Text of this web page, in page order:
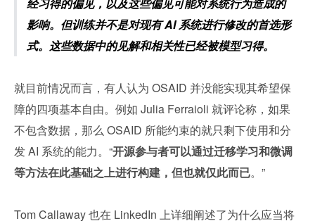
影响。但训练并不是对现有 AI 系统进行修改的首选形
式。这些数据中的见解和相关性已经被模型习得。
就目前情况而言，有人认为 OSAID 并没能实现其希望保
障的四项基本自由。例如 Julia Ferraioli 就评论称，如果
不包含数据，那么 OSAID 所能约束的就只剩下使用和分
发 AI 系统的能力。“开源参与者可以通过迁移学习和微调
等方法在此基础之上进行构建，但也就仅此而已。”
Tom Callaway 也在 LinkedIn 上详细阐述了为什么应当将